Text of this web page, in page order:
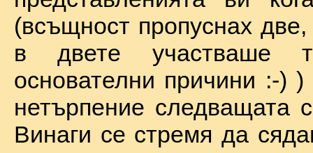
(всъщност пропуснах
в двете участваше
основателни причини :-)
нетърпение следващата
Винаги се стремя да